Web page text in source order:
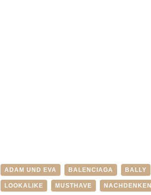
ADAM UND EVA BALENCIAGA BALLY
LOOKALIKE MUSTHAVE NACHDENKEN